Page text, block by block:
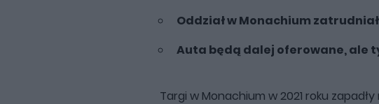
Oddział w Monachium zatrudniał
Auta będą dalej oferowane, ale
Targi w Monachium w 2021 roku